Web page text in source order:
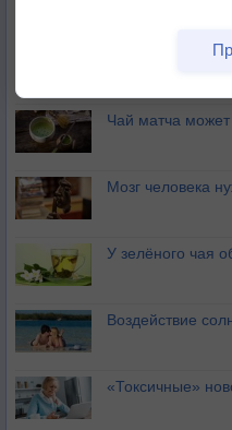
Букет сирени
Чай матча
Мозг человека
У зелёного чая
Воздействие
«Токсичные»